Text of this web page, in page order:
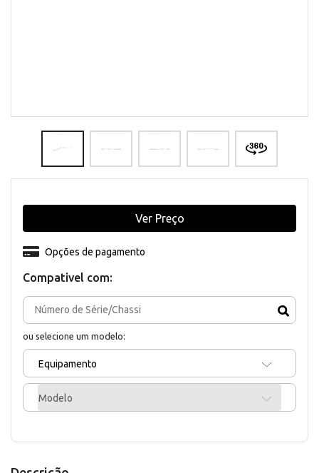
Compativel com:
ou selecione um modelo:
Equipamento
Modelo
Opções de pagamento
Ver Preço